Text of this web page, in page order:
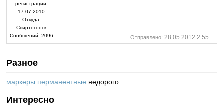
регистрации:
17.07.2010
Откуда:
Спиртогонск
Сообщений: 2096 Отправлено: 28.05.2012 2:55
Разное
маркеры перманентные недорого.
Интересно